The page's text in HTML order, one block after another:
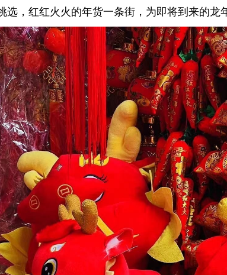
选，红红火火的年货一条街，为即将到来的龙